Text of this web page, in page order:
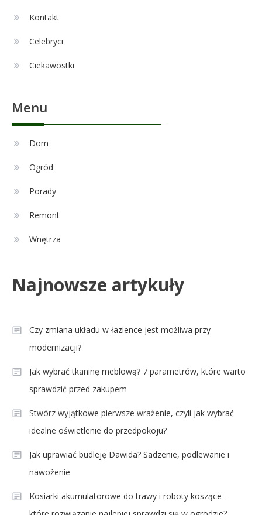
Czy zmiana układu w łazience
Celebryci
Aleksandra Grysz wiek: poznaj
Kontakt
Celebryci
Ciekawostki
Menu
Dom
Ogród
Porady
Remont
Wnętrza
Najnowsze artykuły
Czy zmiana układu w łazience jest możliwa przy
modernizacji?
Jak wybrać tkaninę meblową? 7 parametrów, które warto
sprawdzić przed zakupem
Stwórz wyjątkowe pierwsze wrażenie, czyli jak wybrać
idealne oświetlenie do przedpokoju?
Jak uprawiać budleję Dawida? Sadzenie, podlewanie i
nawożenie
Kosiarki akumulatorowe do trawy i roboty koszące –